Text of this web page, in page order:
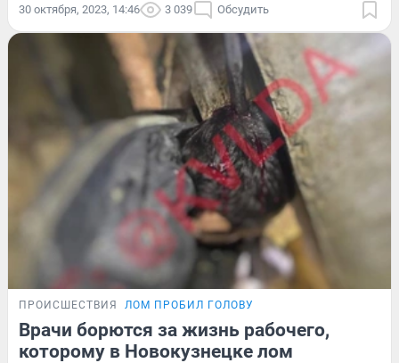
30 октября, 2023, 14:46 3 039 Обсудить
ПРОИСШЕСТВИЯ ЛОМ ПРОБИЛ ГОЛОВУ
Врачи борются за жизнь рабочего,
которому в Новокузнецке лом